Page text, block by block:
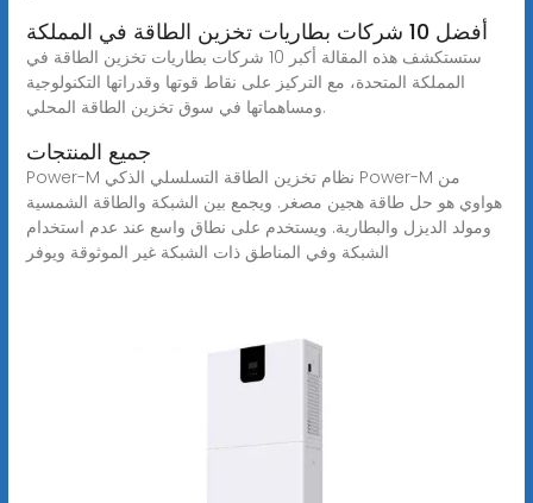
أفضل 10 شركات بطاريات تخزين الطاقة في المملكة
ستستكشف هذه المقالة أكبر 10 شركات بطاريات تخزين الطاقة في
المملكة المتحدة، مع التركيز على نقاط قوتها وقدراتها التكنولوجية
ومساهماتها في سوق تخزين الطاقة المحلي.
جميع المنتجات
Power-M نظام تخزين الطاقة التسلسلي الذكي Power-M من
هواوي هو حل طاقة هجين مصغر. ويجمع بين الشبكة والطاقة الشمسية
ومولد الديزل والبطارية. ويستخدم على نطاق واسع عند عدم استخدام
الشبكة وفي المناطق ذات الشبكة غير الموثوقة ويوفر